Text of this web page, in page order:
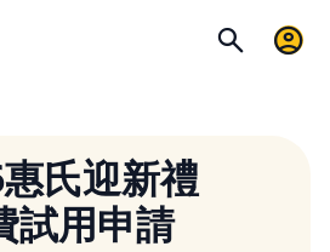
氏迎新禮
試用申請